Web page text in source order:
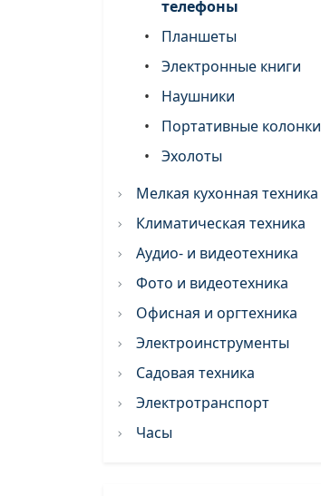
телефоны
•
Планшеты
•
Электронные книги
•
Наушники
•
Портативные колонки
•
Эхолоты
Мелкая кухонная техника
Климатическая техника
Аудио- и видеотехника
Фото и видеотехника
Офисная и оргтехника
Электроинструменты
Садовая техника
Электротранспорт
Часы